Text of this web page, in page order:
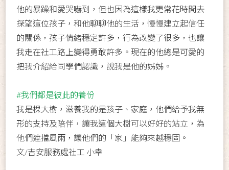
他的暴躁和愛哭嚇到，但也因為這樣我更常花時間去
探望這位孩子，和他聊聊他的生活，慢慢建立起信任
的關係，孩子情緒穩定許多，行為改變了很多，也讓
我走在社工路上變得勇敢許多。現在的他總是可愛的
把我介紹給同學們認識，說我是他的姊姊。
#我們都是彼此的養份
我是棵大樹，滋養我的是孩子、家庭，他們給予我無
形的支持及陪伴，讓我這個大樹可以好好的站立，為
他們遮擋風雨，讓他們的「家」能夠來越穩固。
文/吉安服務處社工 小幸